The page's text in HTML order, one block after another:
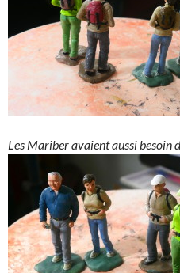
Les Mariber avaient aussi besoin